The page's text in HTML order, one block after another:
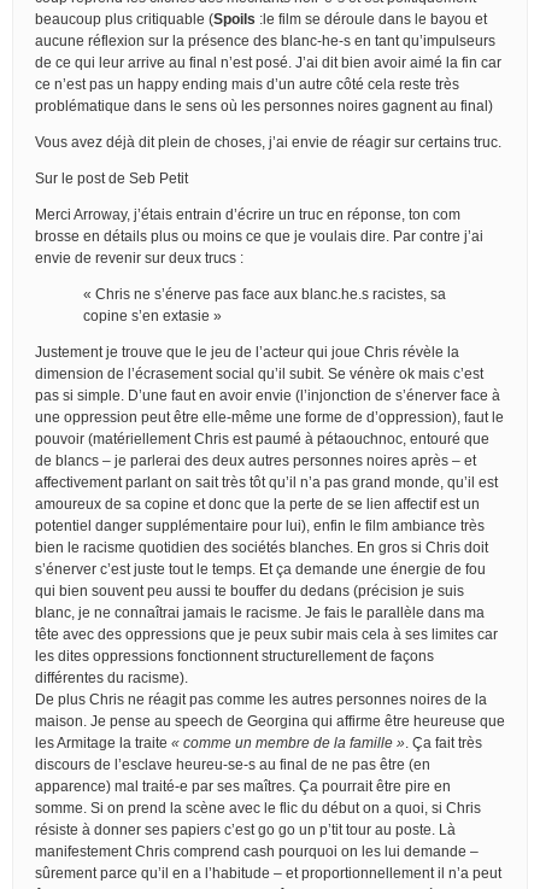
beaucoup plus critiquable (Spoils :le film se déroule dans le bayou et
aucune réflexion sur la présence des blanc-he-s en tant qu’impulseurs
de ce qui leur arrive au final n’est posé. J’ai dit bien avoir aimé la fin car
ce n’est pas un happy ending mais d’un autre côté cela reste très
problématique dans le sens où les personnes noires gagnent au final)
Vous avez déjà dit plein de choses, j’ai envie de réagir sur certains truc.
Sur le post de Seb Petit
Merci Arroway, j’étais entrain d’écrire un truc en réponse, ton com
brosse en détails plus ou moins ce que je voulais dire. Par contre j’ai
envie de revenir sur deux trucs :
« Chris ne s’énerve pas face aux blanc.he.s racistes, sa
copine s’en extasie »
Justement je trouve que le jeu de l’acteur qui joue Chris révèle la
dimension de l’écrasement social qu’il subit. Se vénère ok mais c’est
pas si simple. D’une faut en avoir envie (l’injonction de s’énerver face à
une oppression peut être elle-même une forme de d’oppression), faut le
pouvoir (matériellement Chris est paumé à pétaouchnoc, entouré que
de blancs – je parlerai des deux autres personnes noires après – et
affectivement parlant on sait très tôt qu’il n’a pas grand monde, qu’il est
amoureux de sa copine et donc que la perte de se lien affectif est un
potentiel danger supplémentaire pour lui), enfin le film ambiance très
bien le racisme quotidien des sociétés blanches. En gros si Chris doit
s’énerver c’est juste tout le temps. Et ça demande une énergie de fou
qui bien souvent peu aussi te bouffer du dedans (précision je suis
blanc, je ne connaîtrai jamais le racisme. Je fais le parallèle dans ma
tête avec des oppressions que je peux subir mais cela à ses limites car
les dites oppressions fonctionnent structurellement de façons
différentes du racisme).
De plus Chris ne réagit pas comme les autres personnes noires de la
maison. Je pense au speech de Georgina qui affirme être heureuse que
les Armitage la traite « comme un membre de la famille » . Ça fait très
discours de l’esclave heureu-se-s au final de ne pas être (en
apparence) mal traité-e par ses maîtres. Ça pourrait être pire en
somme. Si on prend la scène avec le flic du début on a quoi, si Chris
résiste à donner ses papiers c’est go go un p’tit tour au poste. Là
manifestement Chris comprend cash pourquoi on les lui demande –
sûrement parce qu’il en a l’habitude – et proportionnellement il n’a peut